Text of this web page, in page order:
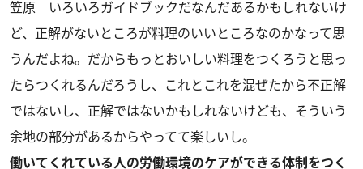
笠原 いろいろガイドブックだなんだあるかもしれないけ
ど、正解がないところが料理のいいところなのかなって思
うんだよね。だからもっとおいしい料理をつくろうと思っ
たらつくれるんだろうし、これとこれを混ぜたから不正解
ではないし、正解ではないかもしれないけども、そういう
余地の部分があるからやってて楽しいし。
働いてくれている人の労働環境のケアができる体制をつく